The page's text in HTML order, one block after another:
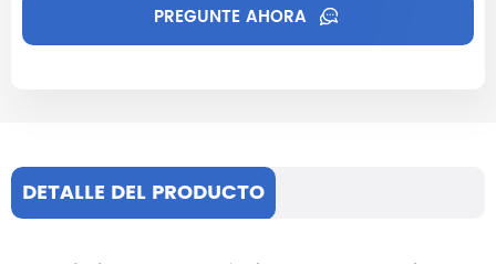
PREGUNTE AHORA
DETALLE DEL PRODUCTO